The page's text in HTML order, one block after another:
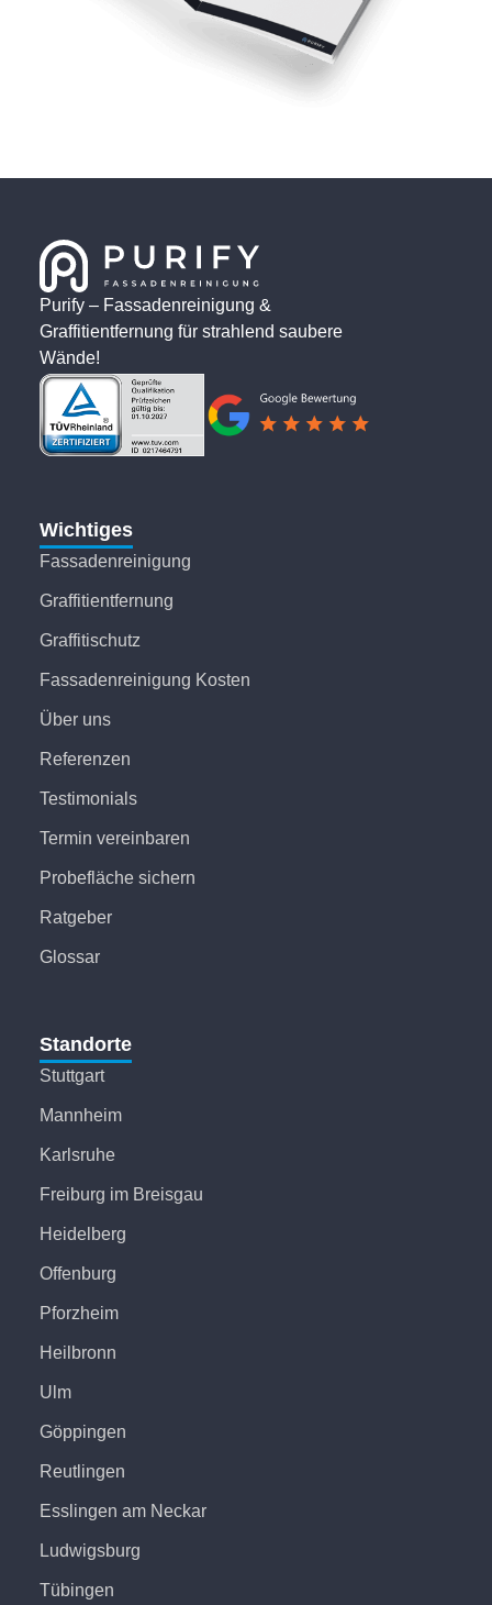
Purify – Fassadenreinigung &
Graffitientfernung für strahlend saubere
Wände!
Wichtiges
Fassadenreinigung
Graffitientfernung
Graffitischutz
Fassadenreinigung Kosten
Über uns
Referenzen
Testimonials
Termin vereinbaren
Probefläche sichern
Ratgeber
Glossar
Standorte
Stuttgart
Mannheim
Karlsruhe
Freiburg im Breisgau
Heidelberg
Offenburg
Pforzheim
Heilbronn
Ulm
Göppingen
Reutlingen
Esslingen am Neckar
Ludwigsburg
Tübingen